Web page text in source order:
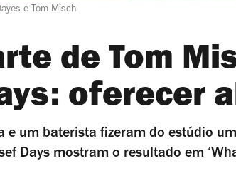
e Tom Misch
de Tom
oferecer
e um baterista fizeram do estúdio
Days mostram o resultado em